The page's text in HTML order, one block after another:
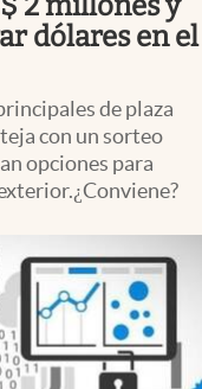
dólares en el
de plaza
con un sorteo
opciones para